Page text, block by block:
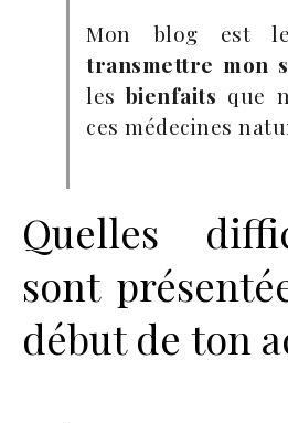
Mon blog est
transmettre mon
les bienfaits que
ces médecines
Quelles
sont
début de ton